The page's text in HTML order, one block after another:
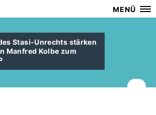
MENÜ
Stasi-Unrechts stärken
Manfred Kolbe zum